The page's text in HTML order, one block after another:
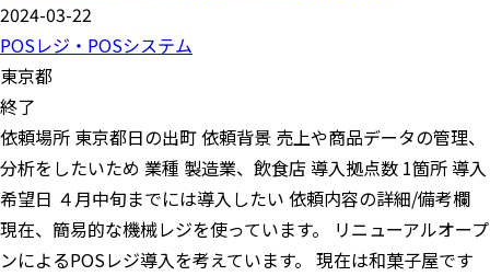
2024-03-22
POSレジ・POSシステム
東京都
終了
依頼場所 東京都日の出町 依頼背景 売上や商品データの管理、
分析をしたいため 業種 製造業、飲食店 導入拠点数 1箇所 導入
希望日 ４月中旬までには導入したい 依頼内容の詳細/備考欄
現在、簡易的な機械レジを使っています。 リニューアルオープ
ンによるPOSレジ導入を考えています。 現在は和菓子屋です